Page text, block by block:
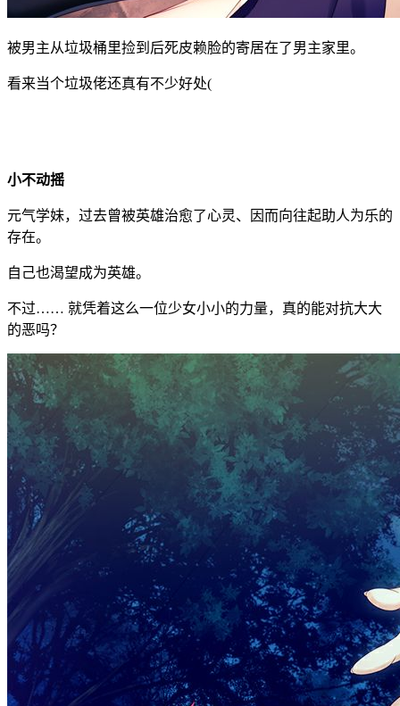
被男主从垃圾桶里捡到后死皮赖脸的寄居在了男主家里。
看来当个垃圾佬还真有不少好处(
小不动摇
元气学妹，过去曾被英雄治愈了心灵、因而向往起助人为乐的
存在。
自己也渴望成为英雄。
不过…… 就凭着这么一位少女小小的力量，真的能对抗大大
的恶吗？